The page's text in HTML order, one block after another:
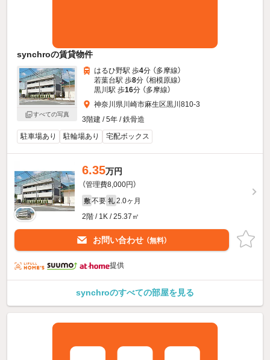
synchroの賃貸物件
すべての写真
はるひ野駅 歩4分 （多摩線）
若葉台駅 歩8分 （相模原線）
黒川駅 歩16分 （多摩線）
神奈川県川崎市麻生区黒川810-3
3階建 / 5年 / 鉄骨造
駐車場あり
駐輪場あり 宅配ボックス
6.35万円
（管理費8,000円）
敷 不要 礼 2.0ヶ月
2階 / 1K / 25.37㎡
お問い合わせ （無料）
提供
synchroのすべての部屋を見る